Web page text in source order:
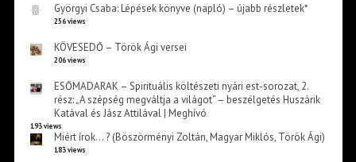
Györgyi Csaba: Lépések könyve (napló) – újabb részletek*
256 views
KÖVESEDŐ – Török Ági versei
206 views
ESŐMADARAK – Spirituális költészeti nyári est-sorozat, 2.
rész: „A szépség megváltja a világot” – beszélgetés Huszárik
Katával és Jász Attilával | Meghívó
193 views
Miért írok… ? (Böszörményi Zoltán, Magyar Miklós, Török Ági)
183 views